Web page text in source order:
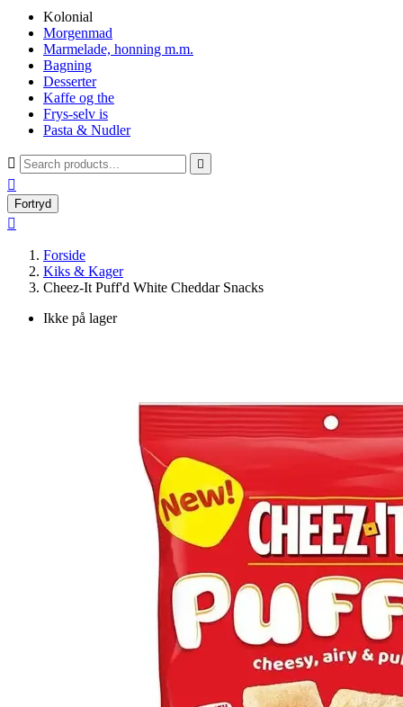
Kolonial
Morgenmad
Marmelade, honning m.m.
Bagning
Desserter
Kaffe og the
Frys-selv is
Pasta & Nudler
 

Fortryd

Forside
Kiks & Kager
Cheez-It Puff'd White Cheddar Snacks
Ikke på lager